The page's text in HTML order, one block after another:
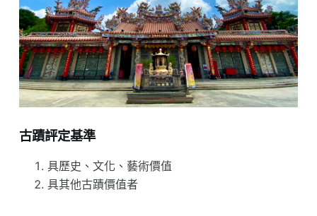
古蹟評定基準
具歷史、文化、藝術價值
具其他古蹟價值者